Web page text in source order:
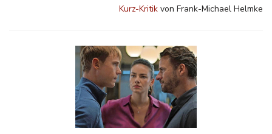
Kurz-Kritik von Frank-Michael Helmke